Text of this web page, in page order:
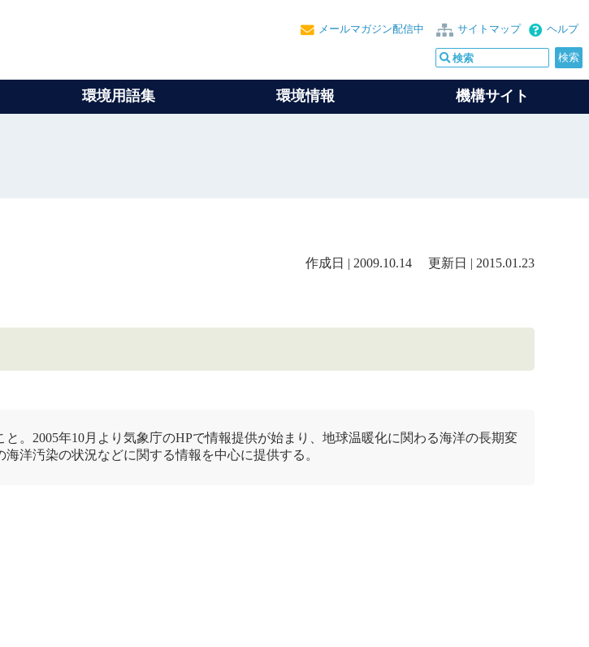
ヘルプ
サイトマップ
メールマガジン配信中
環境用語集 環境情報 機構サイト
作成日 | 2009.10.14 更新日 | 2015.01.23
。2005年10月より気象庁のHPで情報提供が始まり、地球温暖化に関わる海洋の長期変
海洋汚染の状況などに関する情報を中心に提供する。